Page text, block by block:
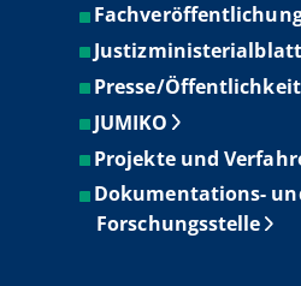
Justizministerialblatt
Presse/
JUMIKO
Projekte und
Dokumentations-
Forschungsstelle